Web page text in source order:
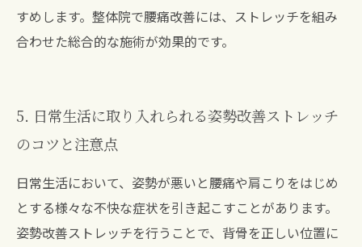
すめします。整体院で腰痛改善には、ストレッチを組み
合わせた総合的な施術が効果的です。
5. 日常生活に取り入れられる姿勢改善ストレッチ
のコツと注意点
日常生活において、姿勢が悪いと腰痛や肩こりをはじめ
とする様々な不快な症状を引き起こすことがあります。
姿勢改善ストレッチを行うことで、背骨を正しい位置に